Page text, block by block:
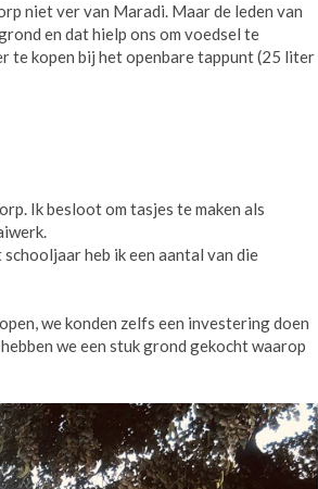
niet ver van Maradi. Maar de leden van
en dat hielp ons om voedsel te
te kopen bij het openbare tappunt (25 liter
Ik besloot om tasjes te maken als
heb ik een aantal van die
we konden zelfs een investering doen
we een stuk grond gekocht waarop